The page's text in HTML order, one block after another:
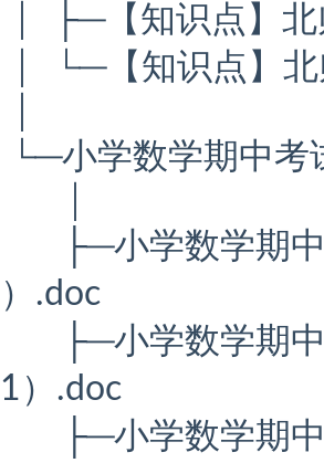
│ ├─【知识点】北
│ └─【知识点】北
└─小学数学期中考
├─小学数学期中
.doc
├─小学数学期中
1）.doc
├─小学数学期中